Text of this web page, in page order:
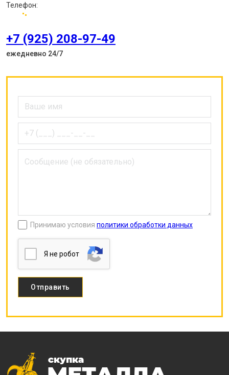
Телефон:
+7 (925) 208-97-49
ежедневно 24/7
Принимаю условия политики обработки данных
Я нe poбoт